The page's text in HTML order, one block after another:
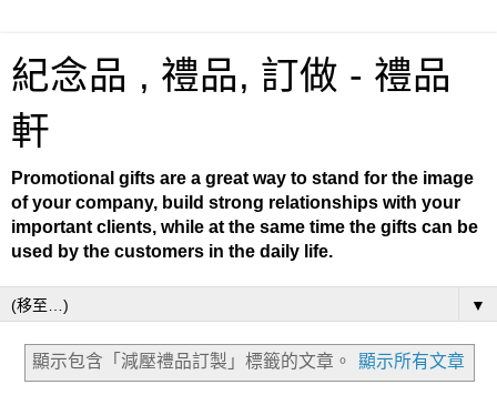
紀念品 , 禮品, 訂做 - 禮品
軒
Promotional gifts are a great way to stand for the image
of your company, build strong relationships with your
important clients, while at the same time the gifts can be
used by the customers in the daily life.
▼
顯示包含「減壓禮品訂製」 標籤的文章。 顯示所有文章